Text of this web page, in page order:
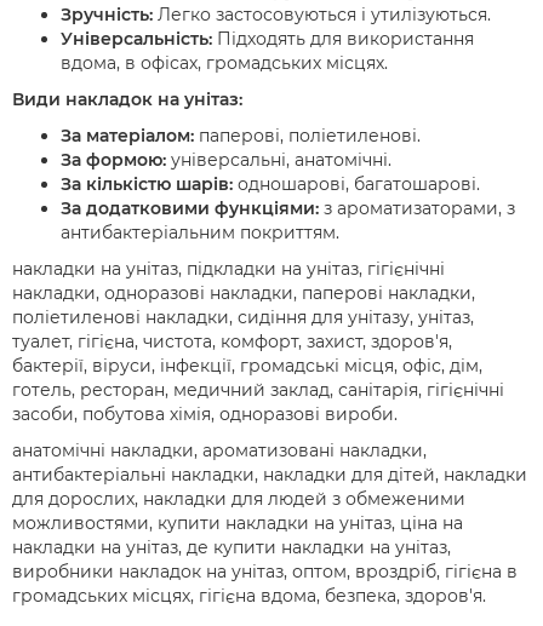
Зручність: Легко застосовуються і утилізуються.
Універсальність: Підходять для використання
вдома, в офісах, громадських місцях.
Види накладок на унітаз:
За матеріалом: паперові, поліетиленові.
За формою: універсальні, анатомічні.
За кількістю шарів: одношарові, багатошарові.
За додатковими функціями: з ароматизаторами, з
антибактеріальним покриттям.
накладки на унітаз, підкладки на унітаз, гігієнічні
накладки, одноразові накладки, паперові накладки,
поліетиленові накладки, сидіння для унітазу, унітаз,
туалет, гігієна, чистота, комфорт, захист, здоров'я,
бактерії, віруси, інфекції, громадські місця, офіс, дім,
готель, ресторан, медичний заклад, санітарія, гігієнічні
засоби, побутова хімія, одноразові вироби.
анатомічні накладки, ароматизовані накладки,
антибактеріальні накладки, накладки для дітей, накладки
для дорослих, накладки для людей з обмеженими
можливостями, купити накладки на унітаз, ціна на
накладки на унітаз, де купити накладки на унітаз,
виробники накладок на унітаз, оптом, вроздріб, гігієна в
громадських місцях, гігієна вдома, безпека, здоров'я.